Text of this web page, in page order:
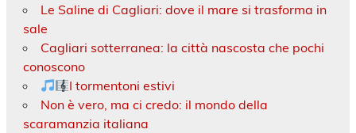
Le Saline di Cagliari: dove il mare si trasforma in
sale
Cagliari sotterranea: la città nascosta che pochi
conoscono
I tormentoni estivi
Non è vero, ma ci credo: il mondo della
scaramanzia italiana